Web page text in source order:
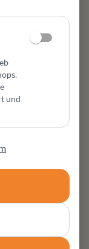
im 6er-Set.
im
Jetzt sichern!
€
€
Ecksofa
.
und